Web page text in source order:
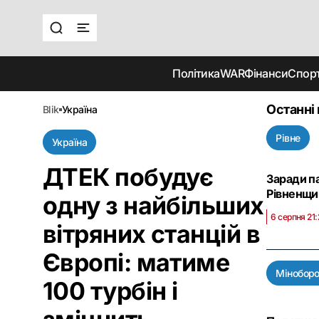
ПолітикаWARФінанси
blik україна
Україна
ДТЕК побудує
одну з найбільших
вітряних станцій в
Європі: матиме
100 турбін і
Останні
Рівне
Заради
6 серпня